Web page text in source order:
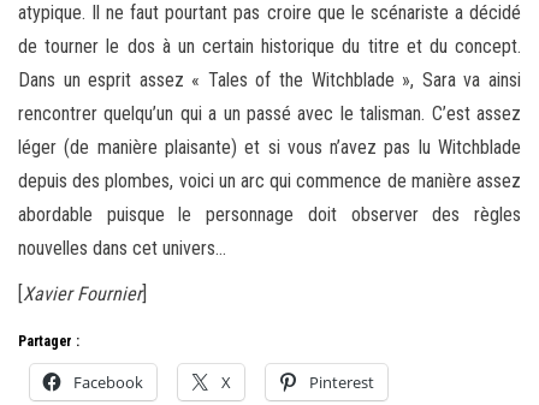
atypique. Il ne faut pourtant pas croire que le scénariste a décidé
de tourner le dos à un certain historique du titre et du concept.
Dans un esprit assez « Tales of the Witchblade », Sara va ainsi
rencontrer quelqu’un qui a un passé avec le talisman. C’est assez
léger (de manière plaisante) et si vous n’avez pas lu Witchblade
depuis des plombes, voici un arc qui commence de manière assez
abordable puisque le personnage doit observer des règles
nouvelles dans cet univers…
[Xavier Fournier]
Partager :
Facebook X Pinterest